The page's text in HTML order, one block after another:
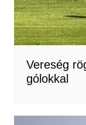
Vereség
gólokkal